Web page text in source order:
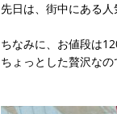
先日は、街中にある
ちなみに、お値段は
ちょっとした贅沢なの